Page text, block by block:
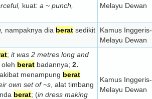
kuat: a ~ punch,
Melayu Dewan
nampaknya dia berat sedikit
Kamus Inggeris-
Melayu Dewan
; it was 2 metres long and
oleh berat badannya; 2.
menampung berat
own set of ~s , alat timbang
berat; (in dress making
Kamus Inggeris-
Melayu Dewan